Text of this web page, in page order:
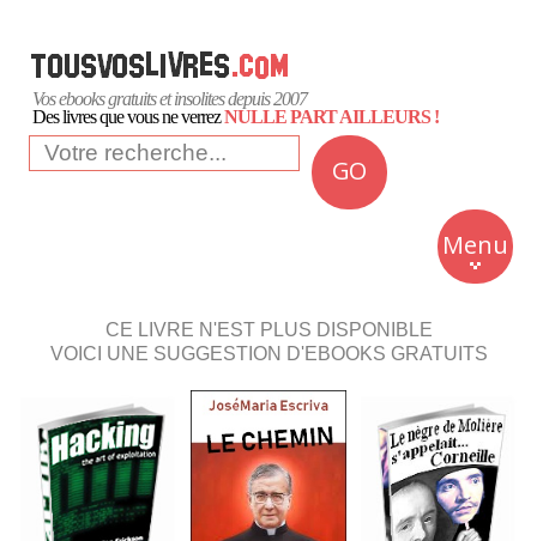
Vos ebooks gratuits et insolites depuis 2007
Des livres que vous ne verrezNULLE PART AILLEURS !
GO
Menu
Insolite
Business
Romans
Quotidien
CE LIVRE N'EST PLUS DISPONIBLE
VOICI UNE SUGGESTION D'EBOOKS GRATUITS